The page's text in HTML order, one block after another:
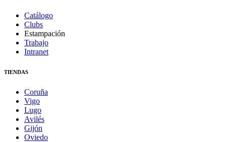
Catálogo
Clubs
Estampación
Trabajo
Intranet
TIENDAS
Coruña
Vigo
Lugo
Avilés
Gijón
Oviedo